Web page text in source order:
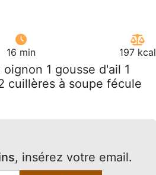
16 min 197 kcal
1 gousse d'ail 1
cuillères à soupe fécule
, insérez votre email.